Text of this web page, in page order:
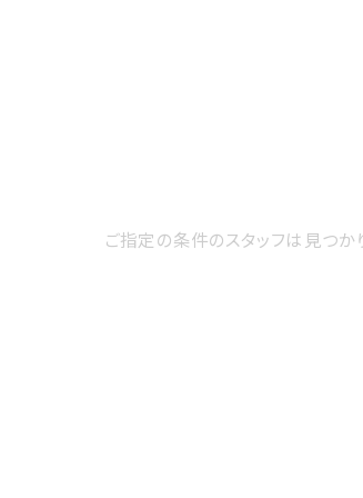
ご指定の条件のスタッフは見つか